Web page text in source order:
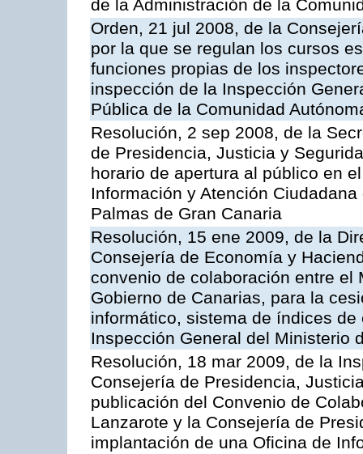
de la Administración de la
Orden, 21 jul 2008, de la
por la que se regulan los cursos
funciones propias de los
inspección de la Inspección
Pública de la Comunidad
Resolución, 2 sep 2008, de la
de Presidencia, Justicia y
horario de apertura al público en
Información y Atención
Palmas de Gran Canaria
Resolución, 15 ene 2009, de la
Consejería de Economía y
convenio de colaboración entre
Gobierno de Canarias, para la
informático, sistema de índices
Inspección General del Ministerio
Resolución, 18 mar 2009, de la
Consejería de Presidencia,
publicación del Convenio de
Lanzarote y la Consejería de
implantación de una Oficina de